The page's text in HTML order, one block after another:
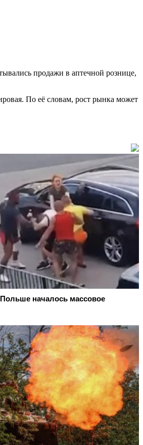
продажи в аптечной рознице,
По её словам, рост рынка может
началось массовое